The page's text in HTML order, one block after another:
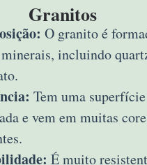
Granitos
O granito é
incluindo
Tem uma
e vem em muitas
É muito